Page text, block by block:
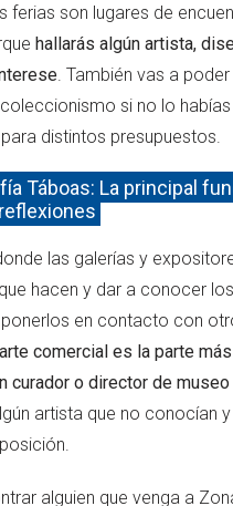
ferias son lugares de
hallarás algún artista,
. También vas a
si no lo
distintos presupuestos.
Táboas: La principal
las galerías y
hacen y dar a conocer
en contacto con
comercial es la parte
curador o director de
artista que no conocían
alguien que venga a